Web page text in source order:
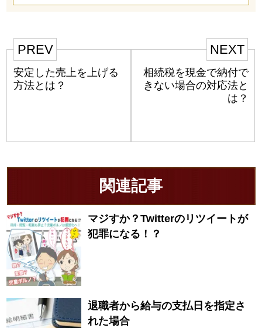
PREV
安定した売上を上げる
方法とは？
NEXT
相続税を現金で納付で
きない場合の対応法と
は？
関連記事
マジすか？Twitterのリツイートが
犯罪になる！？
退職者から給与の支払日を指定さ
れた場合